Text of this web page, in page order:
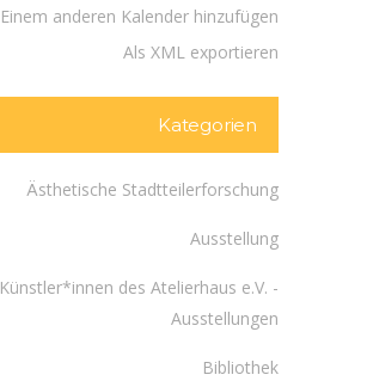
Einem anderen Kalender hinzufügen
Als XML exportieren
Kategorien
Ästhetische Stadtteilerforschung
Ausstellung
Künstler*innen des Atelierhaus e.V. -
Ausstellungen
Bibliothek